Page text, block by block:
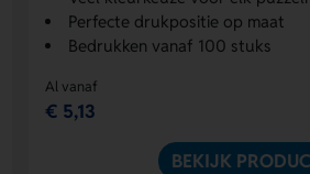
Perfecte drukpositie op maat
Bedrukken vanaf 100 stuks
Al vanaf
€ 5,13
BEKIJK